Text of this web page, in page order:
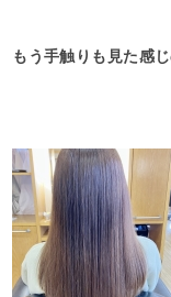
もう手触りも見た感